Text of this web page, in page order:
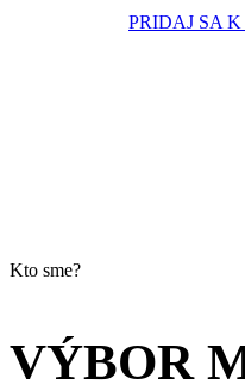
PRIDAJ SA
Kto sme?
VÝBOR